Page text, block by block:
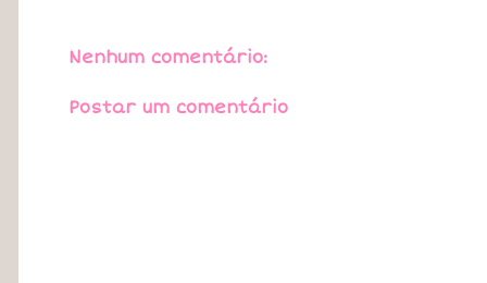
Nenhum comentário:
Postar um comentário